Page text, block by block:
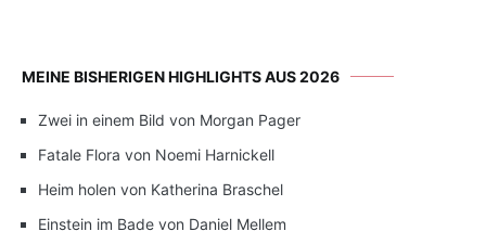
MEINE BISHERIGEN HIGHLIGHTS AUS 2026
Zwei in einem Bild von Morgan Pager
Fatale Flora von Noemi Harnickell
Heim holen von Katherina Braschel
Einstein im Bade von Daniel Mellem